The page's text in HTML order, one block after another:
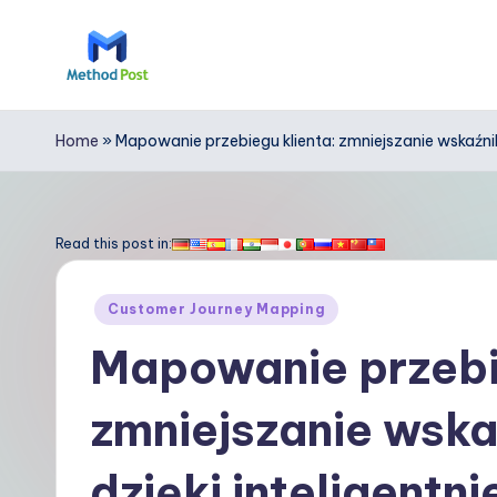
M
e
h
Home » Mapowanie przebiegu klienta: zmniejszanie
Read this post in:
Posted
Customer Journey Mapping
Mapowanie
zmniejszanie